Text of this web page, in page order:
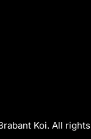
Koi. All